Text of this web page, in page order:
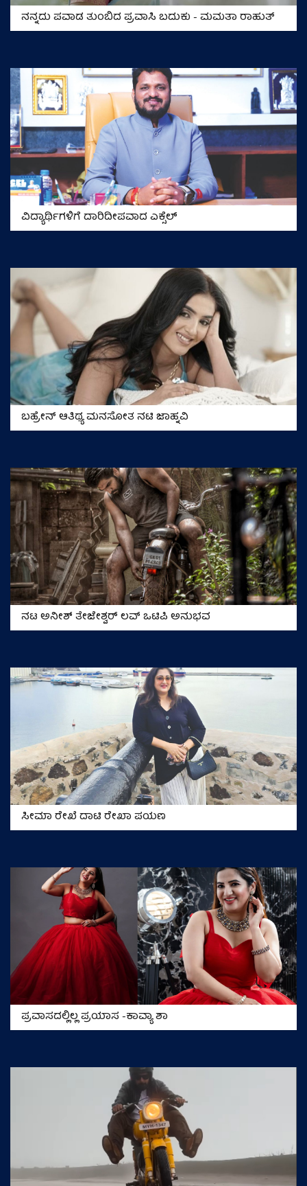
ನನ್ನದು ಪವಾಡ ತುಂಬಿದ ಪ್ರವಾಸಿ ಬದುಕು - ಮಮತಾ ರಾಹುತ್
ವಿದ್ಯಾರ್ಥಿಗಳಿಗೆ ದಾರಿದೀಪವಾದ ಎಕ್ಸೆಲ್‌
ಬಹ್ರೇನ್‌ ಆತಿಥ್ಯ ಮನಸೋತ ನಟಿ ಜಾಹ್ನವಿ
ನಟ ಅನೀಶ್‌ ತೇಜೇಶ್ವರ್‌ ಲವ್‌ ಒಟಿಪಿ ಅನುಭವ
ಸೀಮಾ ರೇಖೆ ದಾಟಿ ರೇಖಾ ಪಯಣ
ಪ್ರವಾಸದಲ್ಲಿಲ್ಲ ಪ್ರಯಾಸ -ಕಾವ್ಯಾ ಶಾ